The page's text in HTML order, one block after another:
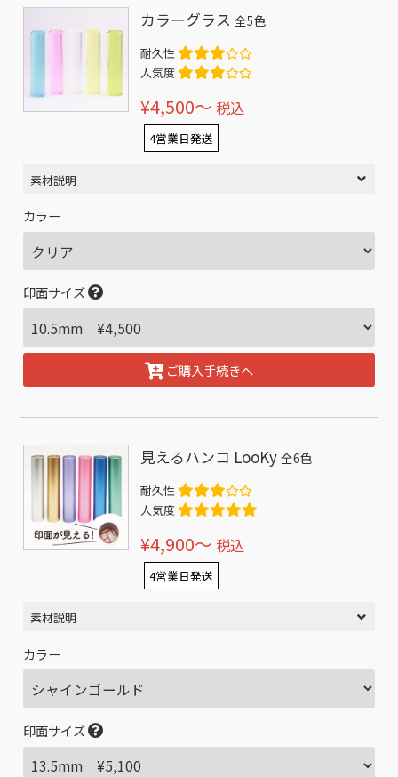
カラーグラス全5色
耐久性
人気度
¥4,500〜 税込
4営業日発送
素材説明
カラー
印面サイズ
ご購入手続きへ
見えるハンコ LooKy全6色
耐久性
人気度
¥4,900〜 税込
4営業日発送
素材説明
カラー
印面サイズ